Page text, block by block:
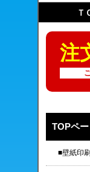
Ｔ
注
TOPペ
■壁紙印